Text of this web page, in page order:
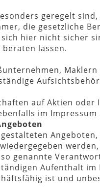
geregelt
die gesetzliche
hier nicht sicher
lassen.
auf Aktien
im Impressum
genannte
Aufenthalt
ist und